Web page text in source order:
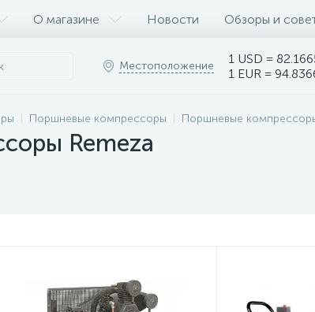
О магазине Новости Обзоры и
Местоположение
1 USD =
1 EUR =
Поршневые компрессоры Поршневые
Remeza